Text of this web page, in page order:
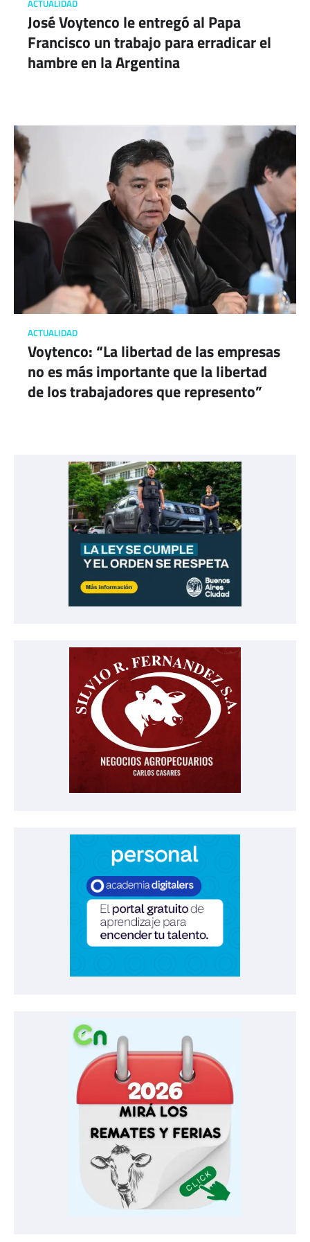
ACTUALIDAD
José Voytenco le entregó al Papa
Francisco un trabajo para erradicar el
hambre en la Argentina
ACTUALIDAD
Voytenco: “La libertad de las empresas
no es más importante que la libertad
de los trabajadores que represento”